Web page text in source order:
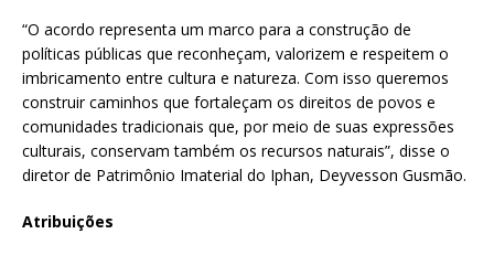
“O acordo representa um marco para a construção de
políticas públicas que reconheçam, valorizem e respeitem o
imbricamento entre cultura e natureza. Com isso queremos
construir caminhos que fortaleçam os direitos de povos e
comunidades tradicionais que, por meio de suas expressões
culturais, conservam também os recursos naturais”, disse o
diretor de Patrimônio Imaterial do Iphan, Deyvesson Gusmão.
Atribuições